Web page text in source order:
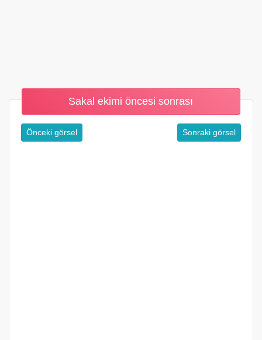
Sakal ekimi öncesi sonrası
Önceki görsel Sonraki görsel